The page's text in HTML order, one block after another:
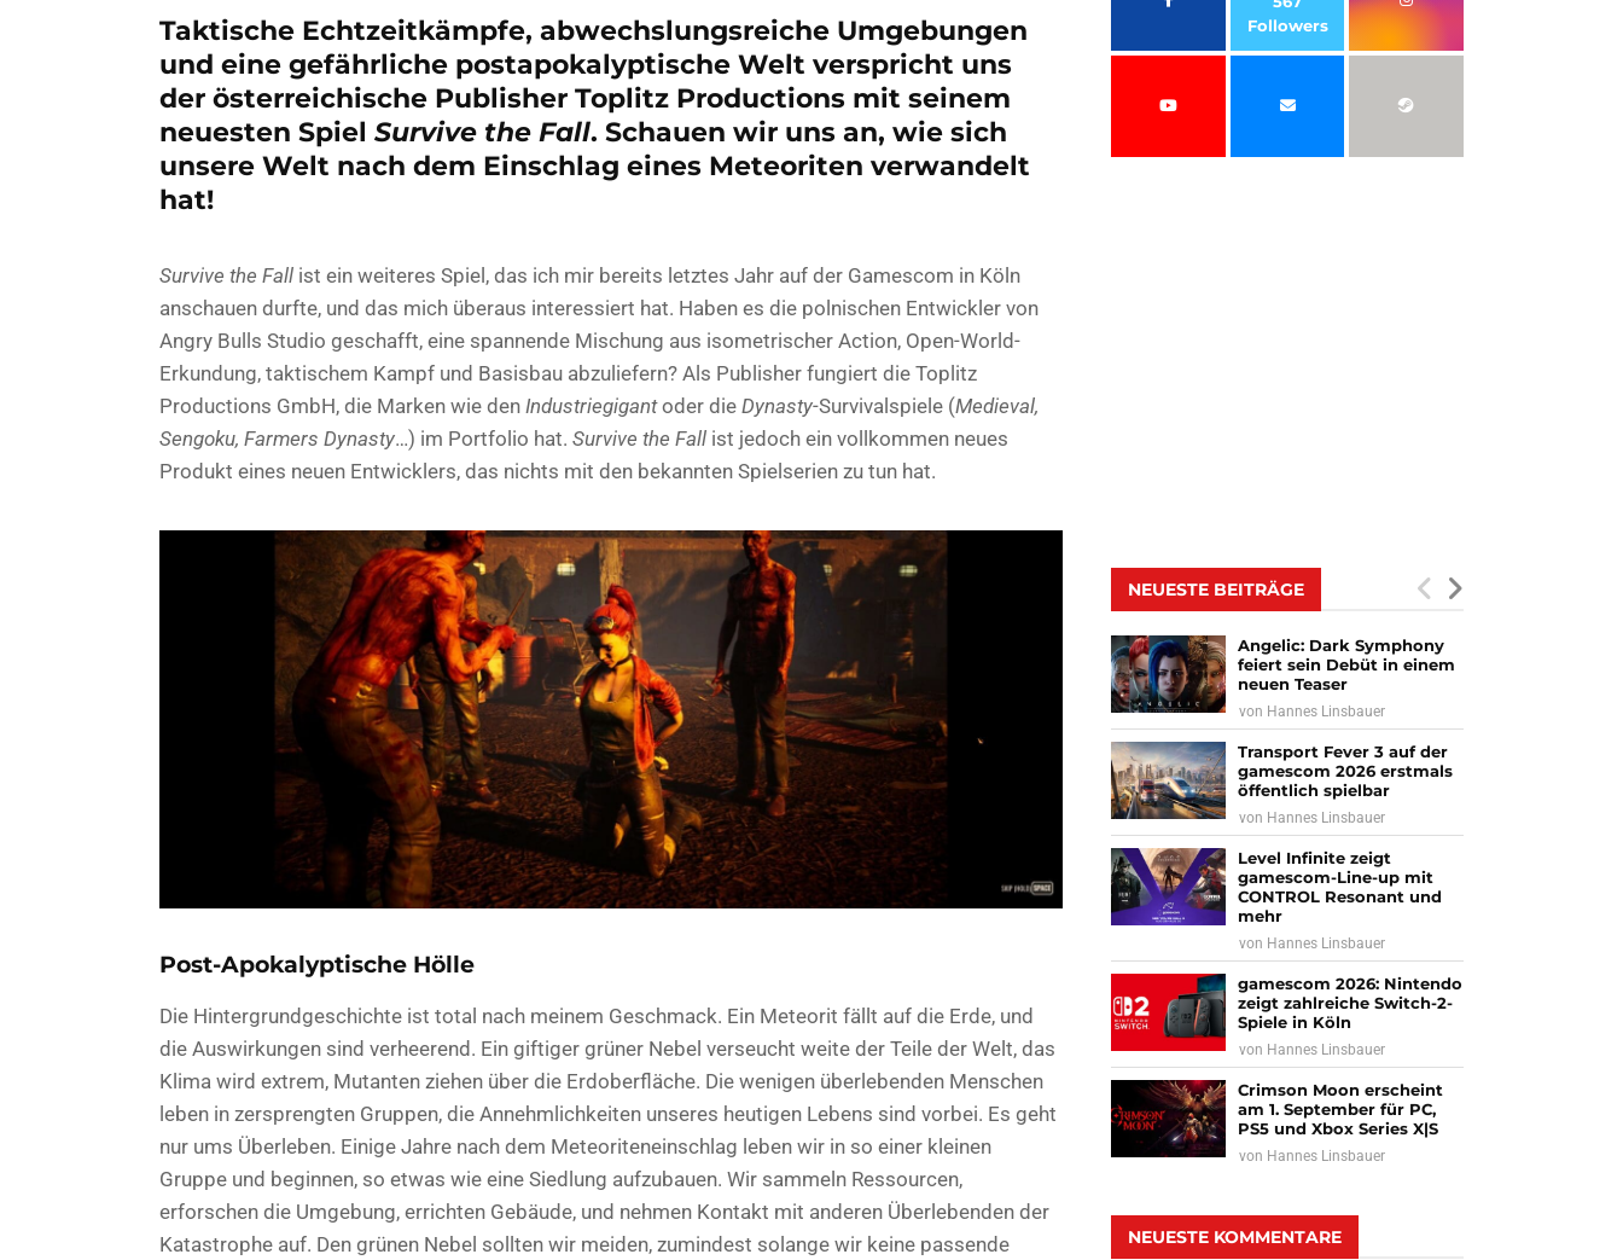
Taktische Echtzeitkämpfe, abwechslungsreiche Umgebungen
und eine gefährliche postapokalyptische Welt verspricht uns
der österreichische Publisher Toplitz Productions mit seinem
neuesten Spiel Survive the Fall. Schauen wir uns an, wie sich
unsere Welt nach dem Einschlag eines Meteoriten verwandelt
hat!
Survive the Fall ist ein weiteres Spiel, das ich mir bereits letztes Jahr auf der Gamescom in Köln
anschauen durfte, und das mich überaus interessiert hat. Haben es die polnischen Entwickler von
Angry Bulls Studio geschafft, eine spannende Mischung aus isometrischer Action, Open-World-
Erkundung, taktischem Kampf und Basisbau abzuliefern? Als Publisher fungiert die Toplitz
Productions GmbH, die Marken wie den Industriegigantoder die Dynasty-Survivalspiele (Medieval,
Sengoku, Farmers Dynasty…) im Portfolio hat. Survive the Fall ist jedoch ein vollkommen neues
Produkt eines neuen Entwicklers, das nichts mit den bekannten Spielserien zu tun hat.
Post-Apokalyptische Hölle
Die Hintergrundgeschichte ist total nach meinem Geschmack. Ein Meteorit fällt auf die Erde, und
die Auswirkungen sind verheerend. Ein giftiger grüner Nebel verseucht weite der Teile der Welt, das
Klima wird extrem, Mutanten ziehen über die Erdoberfläche. Die wenigen überlebenden Menschen
leben in zersprengten Gruppen, die Annehmlichkeiten unseres heutigen Lebens sind vorbei. Es geht
nur ums Überleben. Einige Jahre nach dem Meteoriteneinschlag leben wir in so einer kleinen
Gruppe und beginnen, so etwas wie eine Siedlung aufzubauen. Wir sammeln Ressourcen,
erforschen die Umgebung, errichten Gebäude, und nehmen Kontakt mit anderen Überlebenden der
Katastrophe auf. Den grünen Nebel sollten wir meiden, zumindest solange wir keine passende
Followers
NEUESTE BEITRÄGE
Angelic: Dark Symphony
feiert sein Debüt in einem
neuen Teaser
von Hannes Linsbauer
Transport Fever 3 auf der
gamescom 2026 erstmals
öffentlich spielbar
von Hannes Linsbauer
Level Infinite zeigt
gamescom-Line-up mit
CONTROL Resonant und
mehr
von Hannes Linsbauer
gamescom 2026: Nintendo
zeigt zahlreiche Switch-2-
Spiele in Köln
von Hannes Linsbauer
Crimson Moon erscheint
am 1. September für PC,
PS5 und Xbox Series X|S
von Hannes Linsbauer
NEUESTE KOMMENTARE